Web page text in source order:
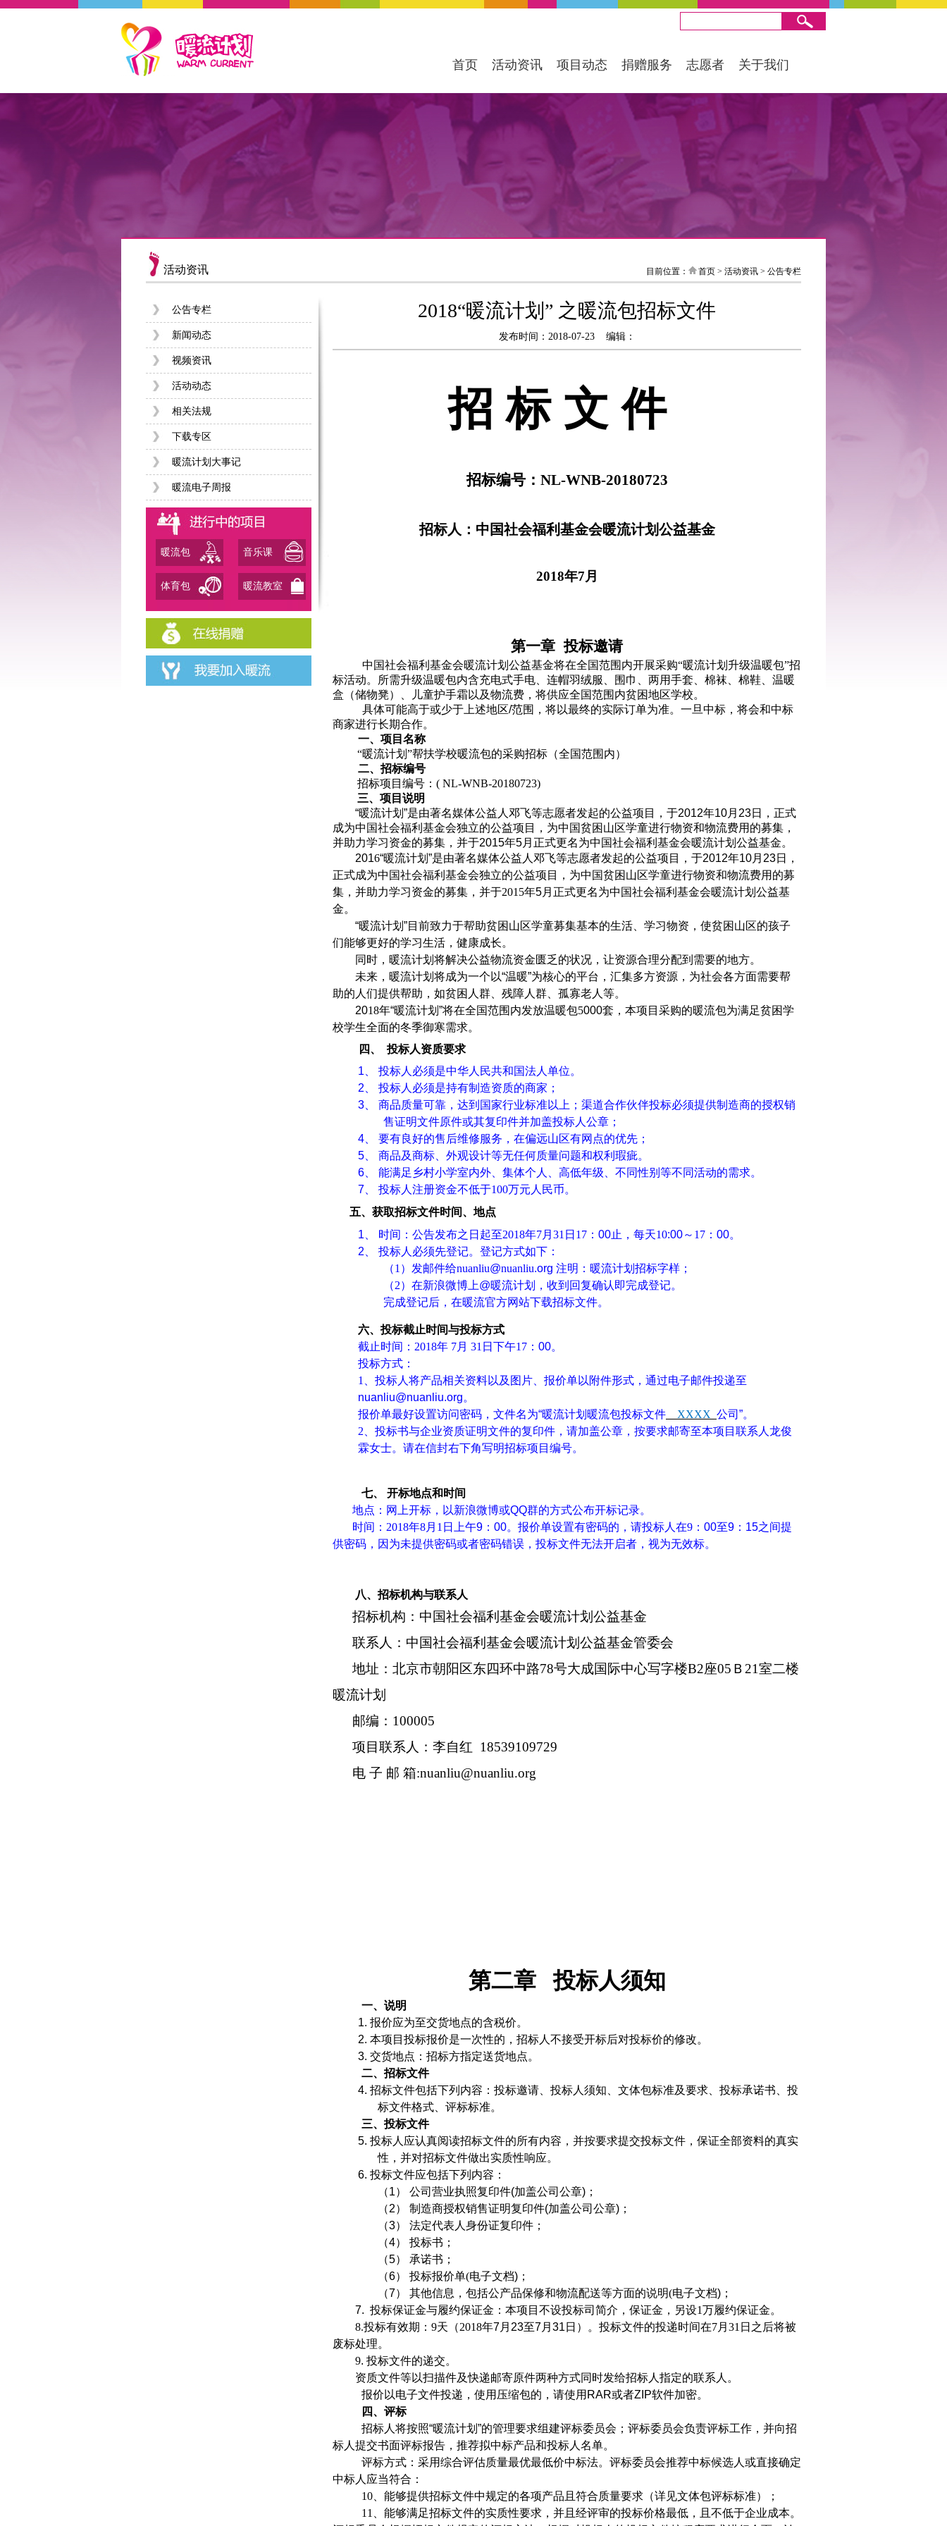
首页 活动资讯 项目动态 捐赠服务 志愿者 关于我们
活动资讯 目前位置： 首页 > 活动资讯 > 公告专栏
公告专栏
新闻动态
视频资讯
活动动态
相关法规
下载专区
暖流计划大事记
暖流电子周报
暖流包 音乐课
体育包 暖流教室
2018“暖流计划” 之暖流包招标文件
发布时间：2018-07-23 编辑：
招 标 文 件
招标编号： NL-WNB-20180723
招标人：中国社会福利基金会暖流计划公益基金
2018年7月
第一章投标邀请
中国社会福利基金会暖流计划公益基金将在全国范围内开展采购“暖流计划升级温暖包”招
标活动。所需升级温暖包内含充电式手电、连帽羽绒服、围巾、两用手套、棉袜、棉鞋、温暖
盒（储物凳）、儿童护手霜以及物流费 ， 将供应全国范围内贫困地区学校。
具体可能高于或少于上述地区/范围， 将以最终的实际订单为准。一旦中标，将会和中标
商家进行长期合作。
一、项目名称
“暖流计划”帮扶学校暖流包的采购招标 （全国范围内）
二、招标编号
招标项目编号： ( NL-WNB-20180723)
三、 项目说明
“暖流计划 ”是由著名媒体公益人 邓飞等志愿者发起的公益项目， 于2012年10月 23日，正式
成为中国社会福利基金会独立的公益项目，为中国贫困山区学童进行物资和物流费用的募集，
并助力学习资金的募集，并于2015年5月正式更名为中国社会福利基金会暖流计划公益基金。
2016“暖流计划”是由著名媒体公益人 邓飞等志愿者发起的公益项目， 于2012年10月 23日，
正式成为中国社会福利基金会独立的公益项目，为中国贫困山区学童进行物资和物流费用的募
集 ，并助力学习资金的募集，并于2015年5月正式更名为中国社会福利基金会暖流计划公益基
金。
“暖流计划”目前致力于帮助贫困山区学童募集基本的生活、学习物资，使贫困山区的孩子
们能够更好的学习生活，健康成长。
同 时，暖流计划将解决公益物流资金匮乏的状况，让资源合理分配到需要的地方。
未来，暖流计划将成为一个以“温暖”为核心的平台，汇集多方资源，为社会各方面需要帮
助的人们提供帮助，如贫困人群、残障人群、孤寡老人等。
2018年“暖流计划 ”将在全国范围内发放温暖包5000套 ，本项目采购的暖流包为满足贫困学
校学生全面的冬季御寒需求。
四、
投标人资质要求
1、 投标人必须是中华人民共和国法人单位。
2、 投标人必须是持有制造资质的商家 ；
3、 商品质量可靠， 达到国家行业标准以上； 渠道合作伙伴投标必须提供制造商的授权销
售证明文件原件或其复印件并加盖投标人公章；
4、 要有良好的售后维修服务 ，在偏远山区有网点的优先；
5、 商品及商标、外观设计等无任何质量问题和权利瑕疵。
6、 能满足乡村小学室内外、集体个人、高低年级、不同性别等不同活动的需求。
7、 投标人注册资金不低于100万元人民币。
五、 获取招标文件时间、地点
1、 时间：公告发布之日起至2018年7月 31 日 17 ： 00止，每天10:00～ 17 ： 00。
2、 投标人必须先登记。登记方式如下 ：
（1 ） 发邮件给nuanliu@nuanliu.org 注明： 暖流计划招标字样；
（2） 在新浪微博上@暖流计划
，收到回复确认即完成登记。
完成登记后， 在暖流官方网站下载招标文件。
六、投标截止时间与投标方式
截止时间： 2018年 7月 31 日 下午17 ： 00。
投标方式：
1
、投标人将产品相关资料以及图片、 报价单以附件形式，通过电子邮件投递至
nuanliu@nuanliu.org。
报价单最好设置访问密码，文件名为“暖流计划暖流包投标文件 XXXX 公司 ”。
2
投标书与企业资质证明文件的复印件 ，请加盖公章， 按要求邮寄至本项目联系人 龙俊
霖女士。 请在信封右下角写明招标项目编号。
七、
开标地点和时间
地点：网上开标，以新浪微博或QQ群的方式公布开标记录。
时间： 2018年8月 1 日上午9 ： 00。 报价单设置有密码的，请投标人 在9 ： 00至9 ： 15之间提
供密码，因为未提供密码或者密码错误 ， 投标文件无法开启者，视为无效标。
八、招标机构与联系人
招标机构：中国社会福利基金会暖流计划公益基金
联系人：中国社会福利基金会暖流计划公益基金管委会
地址：北京市朝阳区东四环中路78号大成国际中心写字楼B2座05 Ｂ 21室二楼
暖流计划
邮编： 100005
项目联系人：李自红 18539109729
电 子 邮 箱:nuanliu@nuanliu.org
第二章 投标人须知
一、说明
1. 报价应为至交货地点的含税价。
2. 本项目投标报价是一次性的，招标人不接受开标后对投标价的修改。
3. 交货地点 ：招标方指定送货地点。
二、招标文件
4. 招标文件包括下列内容：投标邀请、投标人须知、 文体包标准及要求、投标承诺书、投
标文件格式、评标标准。
三、投标文件
5. 投标人应认真阅读招标文件的所有内容，并按要求提交投标文件，保证全部资料的真实
性，并对招标文件做出实质性响应。
6. 投标文件应包括下列内容：
（1） 公司营业执照复印件(加盖公司公章)；
（2） 制造商授权销售证明复印件(加盖公司公章)；
（3） 法定代表人身份证复印件；
（4） 投标书；
（5） 承诺书；
（6） 投标报价单(电子文档)；
（7） 其他信息，包括公产品保修和物流配送等方面的说明(电子文档)；
7. 投标保证金与履约保证金 ： 本项目 不设投标司简介 ， 保证金 ，另设1万履约保证金。
8.投标有效期： 9天 （2018年7月 23至7月 31 日） 。投标文件的投递时间在7月 31 日之后将被
废标处理。
9. 投标文件的递交。
资质文件等以扫描件及快递邮寄原件两种方式同时发给招标人指定的联系人。
报价以电子文件投递，使用压缩包的，请使用 RAR或者ZIP软件加密。
四、评标
招标人将按照“暖流计划 ”的管理要求组建评标委员会；评标委员会负责评标工作，并向招
标人提交书面评标报告，推荐拟中标产品和投标人名单。
评标方式： 采用综合评估质量最优最低价中标法。评标委员会推荐中标候选人或直接确定
中标人应当符合：
10、能够提供招标文件中规定的各项产品且符合质量要求（详见文体包评标标准）；
11
、能够满足招标文件的实质性要求，并且经评审的投标价格最低， 且不低于企业成本。